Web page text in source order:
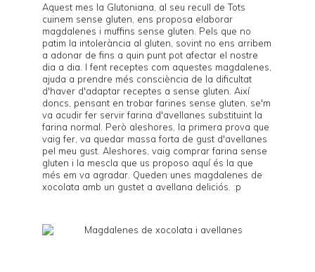
Aquest mes la Glutoniana , al seu recull deTots
cuinem sense gluten , ens proposa elaborar
magdalenes i muffins sense gluten. Pels que no
patim la intolerància al gluten, sovint no ens arribem
a adonar de fins a quin punt pot afectar el nostre
dia a dia. I fent receptes com aquestes magdalenes,
ajuda a prendre més consciència de la dificultat
d'haver d'adaptar receptes a sense gluten. Així
doncs, pensant en trobar farines sense gluten, se'm
va acudir fer servir farina d'avellanes substituint la
farina normal. Però aleshores, la primera prova que
vaig fer, va quedar massa forta de gust d'avellanes
pel meu gust. Aleshores, vaig comprar farina sense
gluten i la mescla que us proposo aquí és la que
més em va agradar. Queden unes magdalenes de
xocolata amb un gustet a avellana deliciós. :p